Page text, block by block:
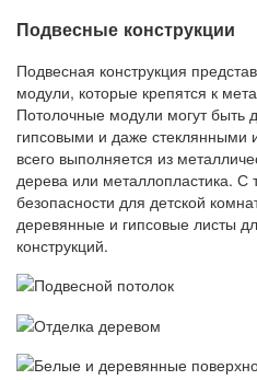
Подвесные конструкции
Подвесная конструкция
модули, которые крепятся к
Потолочные модули могут быть
гипсовыми и даже стеклянными
всего выполняется из
дерева или металлопластика. С
безопасности для детской
деревянные и гипсовые листы
конструкций.